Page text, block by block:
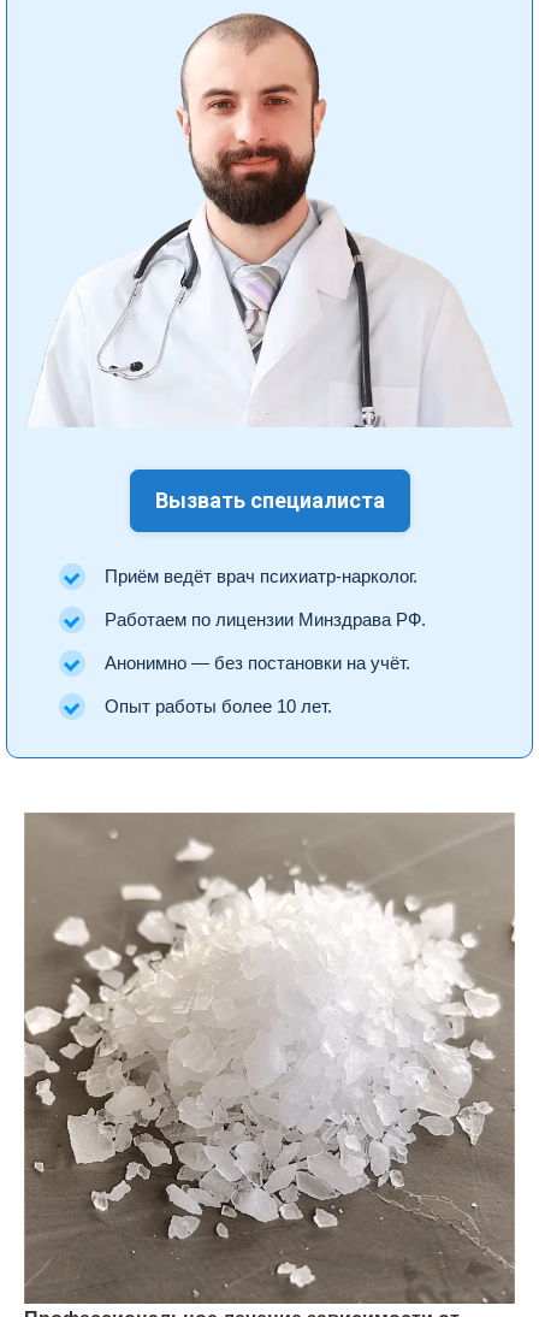
Вызвать специалиста
Приём ведёт врач психиатр-нарколог.
Работаем по лицензии Минздрава РФ.
Анонимно — без постановки на учёт.
Опыт работы более 10 лет.